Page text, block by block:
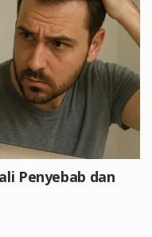
Penyebab dan